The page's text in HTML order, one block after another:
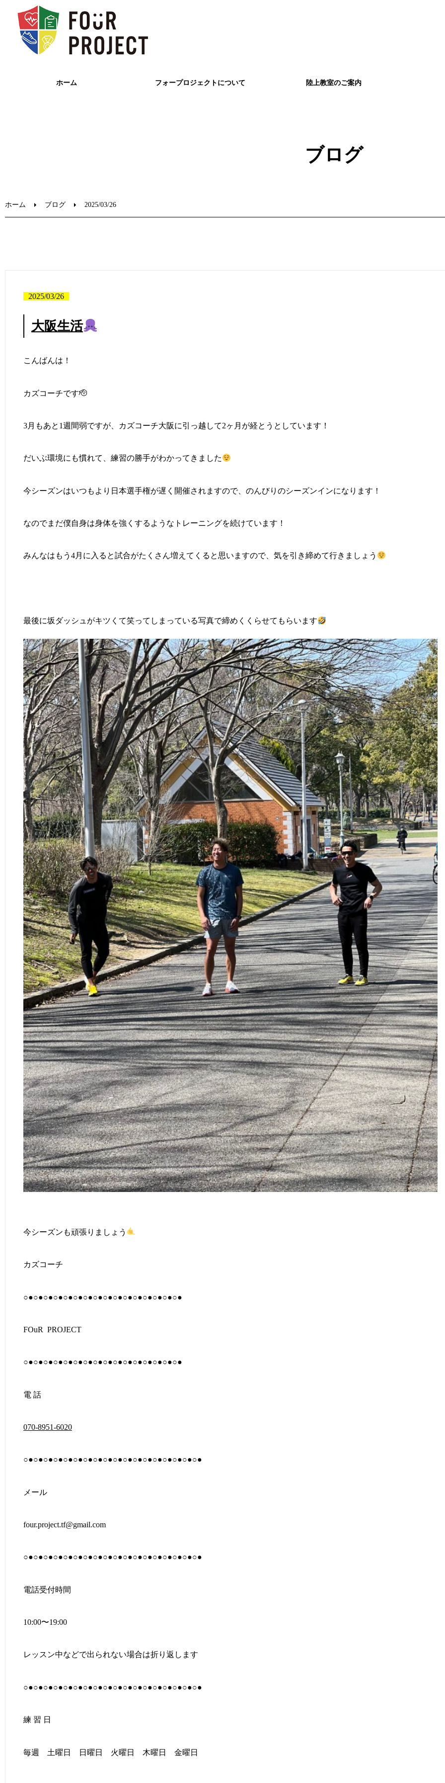
ホーム フォープロジェクトについて 陸上教室のご案内
ブログ
ホーム ブログ 2025/03/26
2025/03/26
大阪生活
こんばんは！
カズコーチです🫡
3月もあと1週間弱ですが、カズコーチ大阪に引っ越して2ヶ月が経とうとしています！
だいぶ環境にも慣れて、練習の勝手がわかってきました
今シーズンはいつもより日本選手権が遅く開催されますので、のんびりのシーズンインになります！
なのでまだ僕自身は身体を強くするようなトレーニングを続けています！
みんなはもう4月に入ると試合がたくさん増えてくると思いますので、気を引き締めて行きましょう
最後に坂ダッシュがキツくて笑ってしまっている写真で締めくくらせてもらいます
今シーズンも頑張りましょう
カズコーチ
○●○●○●○●○●○●○●○●○●○●○●○●○●○●○●○●
FOuR PROJECT
○●○●○●○●○●○●○●○●○●○●○●○●○●○●○●○●
電 話
070-8951-6020
○●○●○●○●○●○●○●○●○●○●○●○●○●○●○●○●○●○●
メール
four.project.tf@gmail.com
○●○●○●○●○●○●○●○●○●○●○●○●○●○●○●○●○●○●
電話受付時間
10:00〜19:00
レッスン中などで出られない場合は折り返します
○●○●○●○●○●○●○●○●○●○●○●○●○●○●○●○●○●○●
練 習 日
毎週 土曜日 日曜日 火曜日 木曜日 金曜日